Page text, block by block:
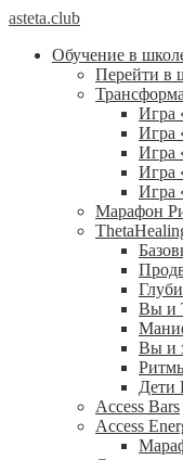
asteta.club
Обучение в
Перейти в
Игра
Игра
Игра
Игра
Игра
Марафон
Вы и
Вы и
Дети
Access Bars
Access